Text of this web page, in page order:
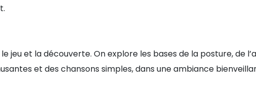
jeu et la découverte. On explore les bases de la posture, de
et des chansons simples, dans une ambiance